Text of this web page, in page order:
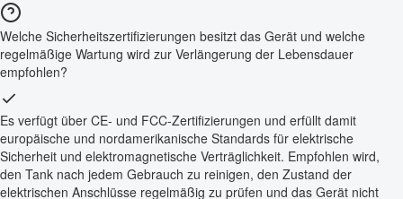
Welche Sicherheitszertifizierungen besitzt das Gerät und welche
regelmäßige Wartung wird zur Verlängerung der Lebensdauer
empfohlen?
Es verfügt über CE- und FCC-Zertifizierungen und erfüllt damit
europäische und nordamerikanische Standards für elektrische
Sicherheit und elektromagnetische Verträglichkeit. Empfohlen wird,
den Tank nach jedem Gebrauch zu reinigen, den Zustand der
elektrischen Anschlüsse regelmäßig zu prüfen und das Gerät nicht